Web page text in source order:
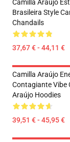
Camilla Araújo
Brasileira Style
Chandails
37,67 € - 44,11 €
Camilla Araújo
Contagiante Vibe
Araújo Hoodies
39,51 € - 45,95 €